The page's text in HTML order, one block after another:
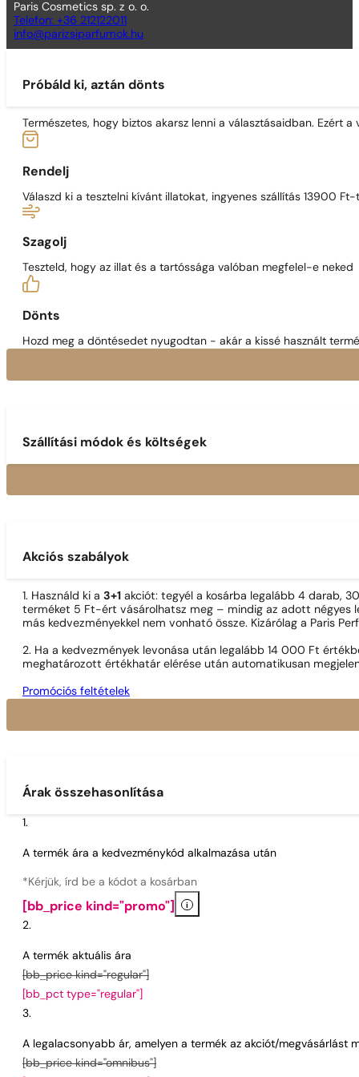
Paris Cosmetics sp. z o. o.
Telefon: +36 212122011
info@parizsiparfumok.hu
Próbáld ki, aztán dönts
Természetes, hogy biztos akarsz lenni a választásaidban. Ezért
Rendelj
Válaszd ki a tesztelni kívánt illatokat, ingyenes szállítás 13900 Ft-
Szagolj
Teszteld, hogy az illat és a tartóssága valóban megfelel-e neked
Dönts
Hozd meg a döntésedet nyugodtan - akár a kissé használt
Szállítási módok és költségek
Akciós szabályok
1. Használd ki a 3+1 akciót: tegyél a kosárba legalább 4 darab,
terméket 5 Ft-ért vásárolhatsz meg – mindig az adott négyes
más kedvezményekkel nem vonható össze. Kizárólag a Paris
2. Ha a kedvezmények levonása után legalább 14 000 Ft
meghatározott értékhatár elérése után automatikusan
Promóciós feltételek
Árak összehasonlítása
A termék ára a kedvezménykód alkalmazása után
*Kérjük, írd be a kódot a kosárban
[bb_price kind="promo"] i
A termék aktuális ára
[bb_price kind="regular"]
[bb_pct type="regular"]
A legalacsonyabb ár, amelyen a termék az akciót/megvásárlást
[bb_price kind="omnibus"]